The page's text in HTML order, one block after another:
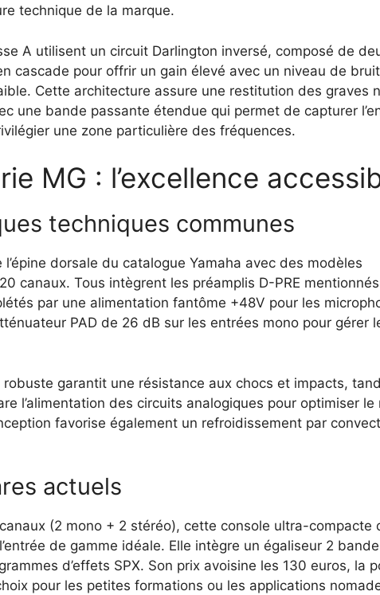
technique de la marque.
A utilisent un circuit Darlington inversé, composé de
cascade pour offrir un gain élevé avec un niveau de
Cette architecture assure une restitution des graves
une bande passante étendue qui permet de capturer
une zone particulière des fréquences.
MG : l’excellence
techniques communes
dorsale du catalogue Yamaha avec des modèles
canaux. Tous intègrent les préamplis D-PRE mentionnés
par une alimentation fantôme +48V pour les
PAD de 26 dB sur les entrées mono pour gérer
garantit une résistance aux chocs et impacts,
l’alimentation des circuits analogiques pour optimiser le
favorise également un refroidissement par
actuels
(2 mono + 2 stéréo), cette console ultra-compacte
de gamme idéale. Elle intègre un égaliseur 2
d’effets SPX. Son prix avoisine les 130 euros, la
pour les petites formations ou les applications